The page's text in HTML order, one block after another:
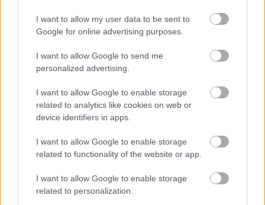
I want to allow my user data to be sent to
Google for online advertising purposes.
I want to allow Google to send me
personalized advertising.
I want to allow Google to enable storage
related to analytics like cookies on web or
device identifiers in apps.
I want to allow Google to enable storage
related to functionality of the website or app.
I want to allow Google to enable storage
related to personalization.
αντιμετώπιση
τσιμπήματος, από τον
Σταυρό
αντιμετώπιση
δαγκώματος από
τα καλοκαιρινά